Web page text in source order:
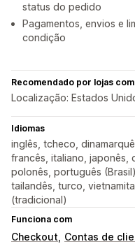
status do pedido
Pagamentos, envios e
condição
Recomendado por lojas
Localização: Estados
Idiomas
inglês, tcheco,
francês, italiano, japonês,
polonês, português
tailandês, turco,
(tradicional)
Funciona com
Checkout Contas de